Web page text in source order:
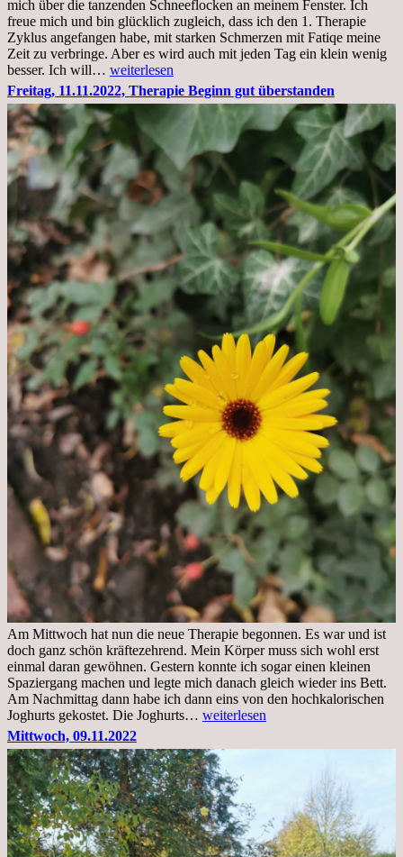
stationär
mich über die tanzenden Schneeflocken an meinem Fenster. Ich
freue mich und bin glücklich zugleich, dass ich den 1. Therapie
Zyklus angefangen habe, mit starken Schmerzen mit Fatiqe meine
Zeit zu verbringe. Aber es wird auch mit jeden Tag ein klein wenig
besser. Ich will… Sonntag,
20.11.2022,
Todensonntag
weiterlesen
Freitag, 11.11.2022, Therapie Beginn gut überstanden
Am Mittwoch hat nun die neue Therapie begonnen. Es war und ist
doch ganz schön kräftezehrend. Mein Körper muss sich wohl erst
einmal daran gewöhnen. Gestern konnte ich sogar einen kleinen
Spaziergang machen und legte mich danach gleich wieder ins Bett.
Am Nachmittag dann habe ich dann eins von den hochkalorischen
Joghurts gekostet. Die Joghurts… Freitag,
Therapie
Beginn
gut
überstanden
weiterlesen
Mittwoch, 09.11.2022